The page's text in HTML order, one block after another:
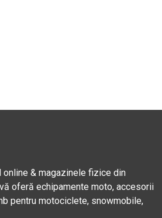
online & magazinele fizice din
oferă echipamente moto, accesorii
pentru motociclete, snowmobile,